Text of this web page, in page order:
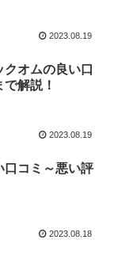
2023.08.19
オムの良い口
解説！
2023.08.19
口コミ～悪い評
2023.08.18